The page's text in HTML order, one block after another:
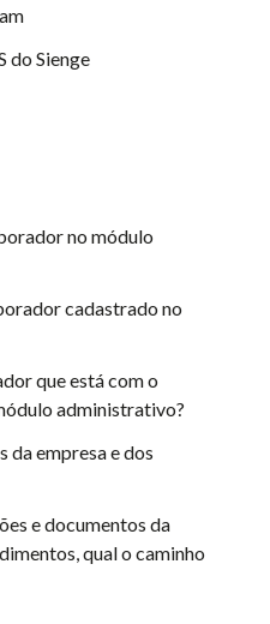
do Sienge
no módulo
cadastrado no
que está com o
administrativo?
da empresa e dos
e documentos da
qual o caminho